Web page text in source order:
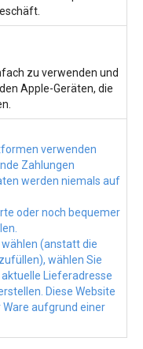
zu verwenden und
Apple-Geräten, die
verwenden
Zahlungen
werden niemals auf
oder noch bequemer
wählen (anstatt die
wählen Sie
Lieferadresse
Diese Website
aufgrund einer